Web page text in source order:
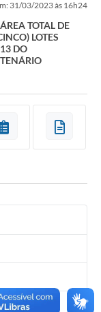
31/03/2023 às 16h24
TOTAL DE
LOTES
DO